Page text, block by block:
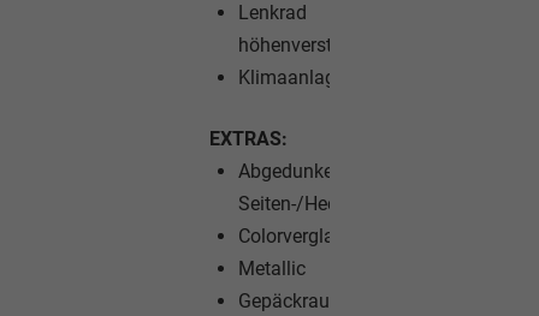
Lenkrad
höhenverstellbar
Klimaanlage
EXTRAS:
Abgedunkelte
Seiten-/Heckscheibe
Colorverglasung
Metallic
Gepäckraumabdeckung